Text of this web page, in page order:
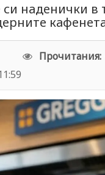
наденички в
Прочитания: